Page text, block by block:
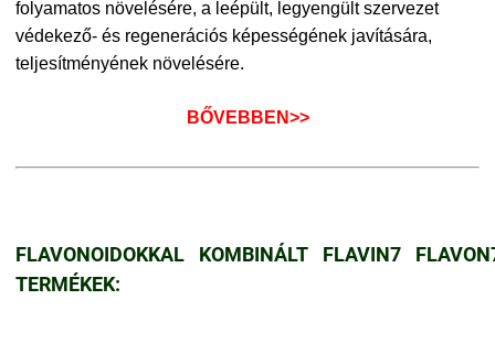
folyamatos növelésére, a leépült, legyengült szervezet
védekező- és regenerációs képességének javítására,
teljesítményének növelésére.
BŐVEBBEN>>
FLAVONOIDOKKAL KOMBINÁLT FLAVIN7
TERMÉKEK: